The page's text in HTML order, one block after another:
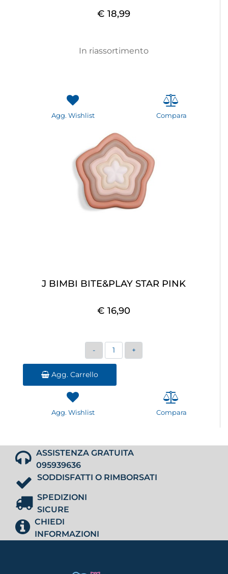
€ 18,99
In riassortimento
Agg. Wishlist Compara
J BIMBI BITE&PLAY STAR PINK
€ 16,90
Quantità
Agg. Carrello
Agg. Wishlist Compara
ASSISTENZA GRATUITA
095939636
SODDISFATTI O RIMBORSATI
SPEDIZIONI
SICURE
CHIEDI
INFORMAZIONI